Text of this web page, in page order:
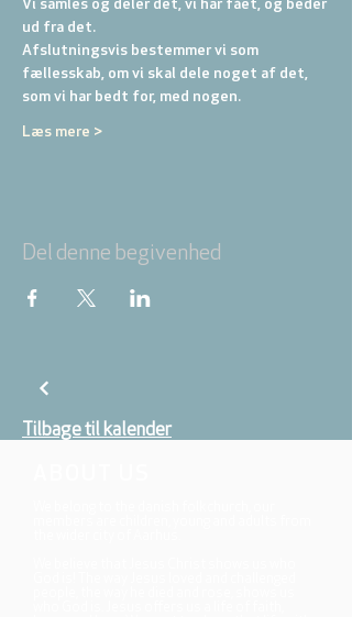
Vi samles og deler det, vi har fået, og beder
ud fra det.
Afslutningsvis bestemmer vi som
fællesskab, om vi skal dele noget af det,
som vi har bedt for, med nogen.
Læs mere >
Del denne begivenhed
Tilbage til kalender